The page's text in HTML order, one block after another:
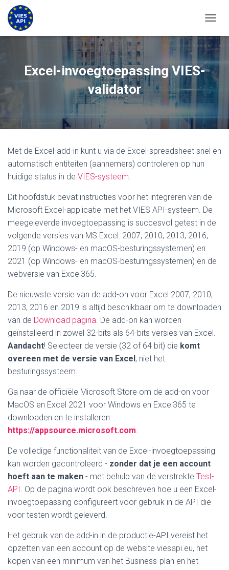
Excel-invoegtoepassing VIES-
validator
Met de Excel-add-in kunt u via de Excel-spreadsheet snel en
automatisch entiteiten (aannemers) controleren op hun
huidige status in de VIES-systeem.
Dit hoofdstuk bevat instructies voor het integreren van de
Microsoft Excel-applicatie met het VIES API-systeem. De
meegeleverde invoegtoepassing is succesvol getest in de
volgende versies van MS Excel: 2007, 2010, 2013, 2016,
2019 (op Windows- en macOS-besturingssystemen) en
2021 (op Windows- en macOS-besturingssystemen) en de
webversie van Excel365.
De nieuwste versie van de add-on voor Excel 2007, 2010,
2013, 2016 en 2019 is altijd beschikbaar om te downloaden
van de Download pagina. De add-on kan worden
geïnstalleerd in zowel 32-bits als 64-bits versies van Excel.
Aandacht! Selecteer de versie (32 of 64 bit) die komt
overeen met de versie van Excel, niet het
besturingssysteem.
Ga naar de officiële Microsoft Store om de add-on voor
MacOS en Excel 2021 voor Windows en Excel365 te
downloaden en te installeren:
https://appsource.microsoft.com.
De volledige functionaliteit van de Excel-invoegtoepassing
kan worden gecontroleerd - zonder dat je een account
hoeft aan te maken - met behulp van de verstrekte Test-
API. Op de pagina wordt ook beschreven hoe u een Excel-
invoegtoepassing configureert voor gebruik in de API die
voor testen wordt geleverd.
Het gebruik van de add-in in de productie-API vereist het
opzetten van een account op de website viesapi.eu, het
kopen van een minimum van het Business-plan en het